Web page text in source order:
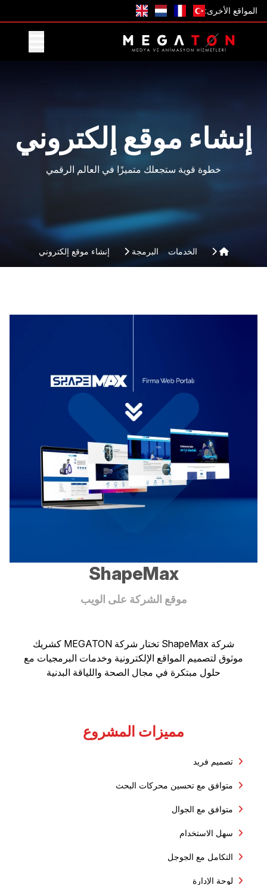
المواقع الأخرى:
احصل على عرض
إنشاء موقع إلكتروني
خطوة قوية ستجعلك متميزًا في العالم الرقمي
الخدمات البرمجة إنشاء موقع إلكتروني
ShapeMax
موقع الشركة على الويب
شركة ShapeMax تختار شركة MEGATON كشريك
موثوق لتصميم المواقع الإلكترونية وخدمات البرمجيات مع
حلول مبتكرة في مجال الصحة واللياقة البدنية
مميزات المشروع
تصميم فريد
متوافق مع تحسين محركات البحث
متوافق مع الجوال
سهل الاستخدام
التكامل مع الجوجل
لوحة الإدارة